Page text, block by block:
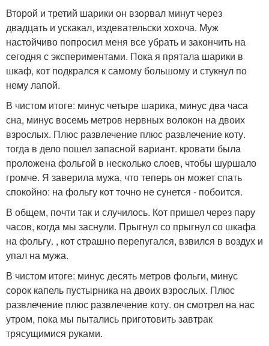
Второй и третий шарики он взорвал минут через
двадцать и ускакал, издевательски хохоча. Муж
настойчиво попросил меня все убрать и закончить на
сегодня с экспериментами. Пока я прятала шарики в
шкаф, кот подкрался к самому большому и стукнул по
нему лапой.
В чистом итоге: минус четыре шарика, минус два часа
сна, минус восемь метров нервных волокон на двоих
взрослых. Плюс развлечение плюс развлечение коту.
тогда в дело пошел запасной вариант. кровати была
проложена фольгой в несколько слоев, чтобы шуршало
громче. Я заверила мужа, что теперь он может спать
спокойно: на фольгу кот точно не сунется - побоится.
В общем, почти так и случилось. Кот пришел через пару
часов, когда мы заснули. Прыгнул со прыгнул со шкафа
на фольгу. , кот страшно перепугался, взвился в воздух и
упал на мужа.
В чистом итоге: минус десять метров фольги, минус
сорок капель пустырника на двоих взрослых. Плюс
развлечение плюс развлечение коту. он смотрел на нас
утром, пока мы пытались приготовить завтрак
трясущимися руками.